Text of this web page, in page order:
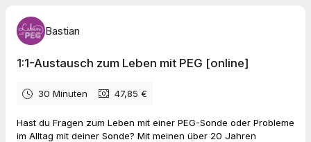
Bastian
1:1-Austausch zum Leben mit PEG [online]
30 Minuten 47,85 €
Hast du Fragen zum Leben mit einer PEG-Sonde oder Probleme
im Alltag mit deiner Sonde? Mit meinen über 20 Jahren